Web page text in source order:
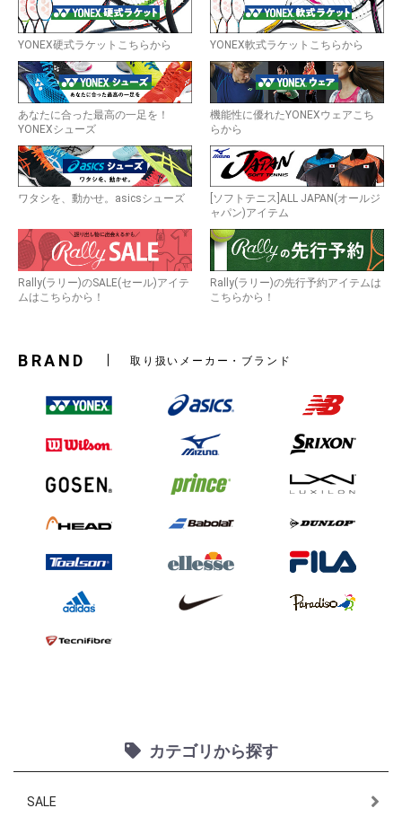
YONEX硬式ラケットこちらから YONEX軟式ラケットこちらから
あなたに合った最高の一足を！
YONEXシューズ
機能性に優れたYONEXウェアこち
らから
ワタシを、動かせ。asicsシューズ
[ソフトテニス]ALL JAPAN(オールジ
ャパン)アイテム
Rally(ラリー)のSALE(セール)アイテ
ムはこちらから！
Rally(ラリー)の先行予約アイテムは
こちらから！
BRAND 取り扱いメーカー・ブランド
カテゴリから探す
SALE